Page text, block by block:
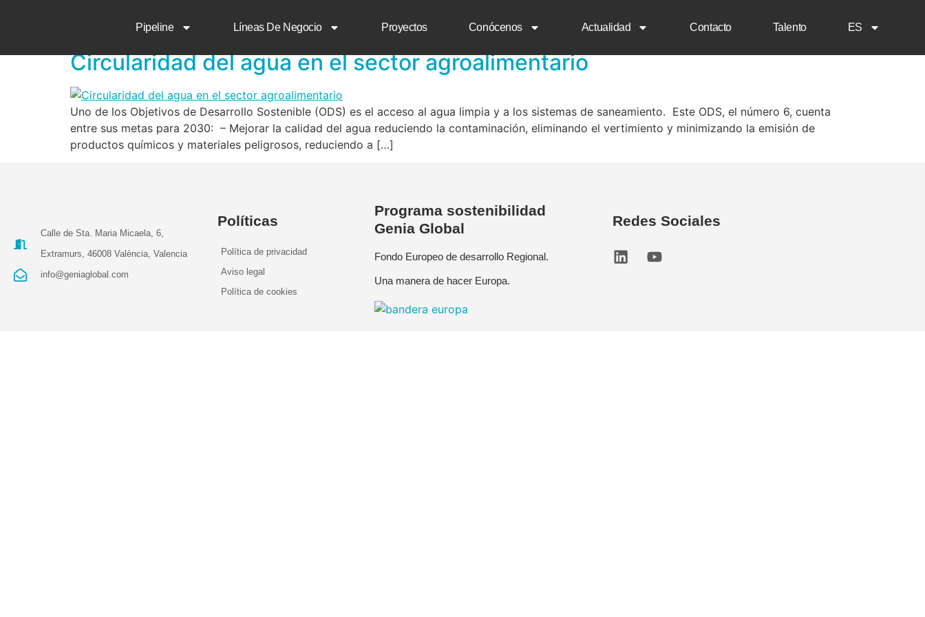
Pipeline Líneas De Negocio Proyectos Conócenos Actualidad Contacto Talento ES
Etiqueta: gestión del agua
Circularidad del agua en el sector agroalimentario
Uno de los Objetivos de Desarrollo Sostenible (ODS) es el acceso al agua limpia y a los sistemas de saneamiento. Este ODS, el número 6, cuenta
entre sus metas para 2030: – Mejorar la calidad del agua reduciendo la contaminación, eliminando el vertimiento y minimizando la emisión de
productos químicos y materiales peligrosos, reduciendo a […]
Calle de Sta. Maria Micaela, 6,
Extramurs, 46008 València, Valencia
info@geniaglobal.com
Políticas
Política de privacidad
Aviso legal
Política de cookies
Programa sostenibilidad
Genia Global
Fondo Europeo de desarrollo Regional.
Una manera de hacer Europa.
Redes Sociales